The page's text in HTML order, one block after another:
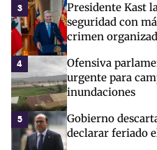
3
Presidente Kast
seguridad con
crimen
4
Ofensiva
urgente para
inundaciones
5
Gobierno
declarar feriado